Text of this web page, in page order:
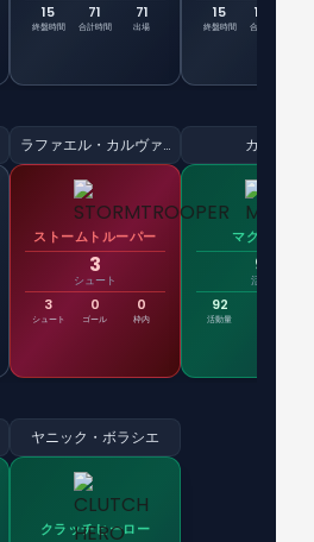
15
終盤時間
71
合計時間
71
出場
15
終盤時間
108
合計時間
ラファエル・カルヴァレイラ
ストームトルーパー
3
シュート
3
シュート
0
ゴール
0
枠内
カミロ
マグネット
92
活動量
92
活動量
ヤニック・ボラシエ
クラッチヒーロー